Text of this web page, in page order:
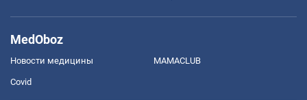
MedOboz
Новости медицины MAMACLUB
Covid